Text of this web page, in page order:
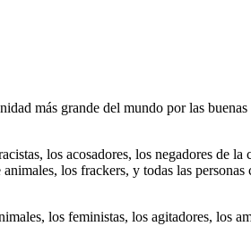
más grande del mundo por las
los acosadores, los negadores de
los frackers, y todas las
los feministas, los agitadores, los